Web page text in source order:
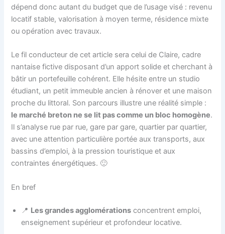
dépend donc autant du budget que de l’usage visé : revenu
locatif stable, valorisation à moyen terme, résidence mixte
ou opération avec travaux.
Le fil conducteur de cet article sera celui de Claire, cadre
nantaise fictive disposant d’un apport solide et cherchant à
bâtir un portefeuille cohérent. Elle hésite entre un studio
étudiant, un petit immeuble ancien à rénover et une maison
proche du littoral. Son parcours illustre une réalité simple :
le marché breton ne se lit pas comme un bloc homogène.
Il s’analyse rue par rue, gare par gare, quartier par quartier,
avec une attention particulière portée aux transports, aux
bassins d’emploi, à la pression touristique et aux
contraintes énergétiques. 🙂
En bref
📍 Les grandes agglomérations concentrent emploi,
enseignement supérieur et profondeur locative.